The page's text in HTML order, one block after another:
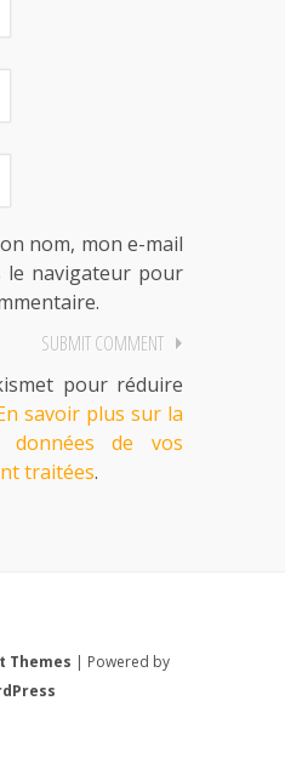
nom, mon e-mail
le navigateur pour
pour réduire
savoir plus sur la
de vos
traitées.
Themes | Powered by